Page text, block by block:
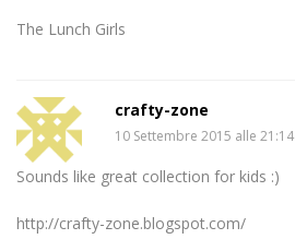
The Lunch Girls
crafty-zone
10 Settembre 2015 alle 21:14
Sounds like great collection for kids :)
http://crafty-zone.blogspot.com/